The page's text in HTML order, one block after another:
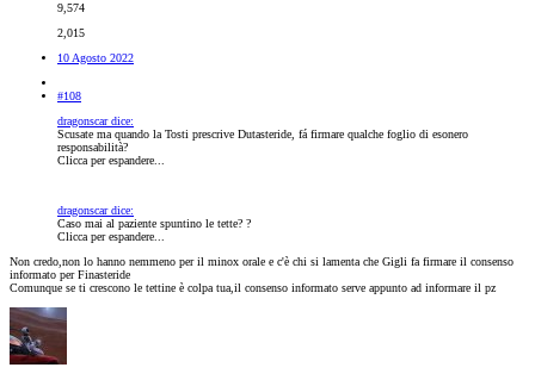
9,574
2,015
10 Agosto 2022
#108
dragonscar dice:
Scusate ma quando la Tosti prescrive Dutasteride, fá firmare qualche foglio di esonero
responsabilità?
Clicca per espandere...
dragonscar dice:
Caso mai al paziente spuntino le tette? ?
Clicca per espandere...
Non credo,non lo hanno nemmeno per il minox orale e c'è chi si lamenta che Gigli fa firmare il consenso
informato per Finasteride
Comunque se ti crescono le tettine è colpa tua,il consenso informato serve appunto ad informare il pz